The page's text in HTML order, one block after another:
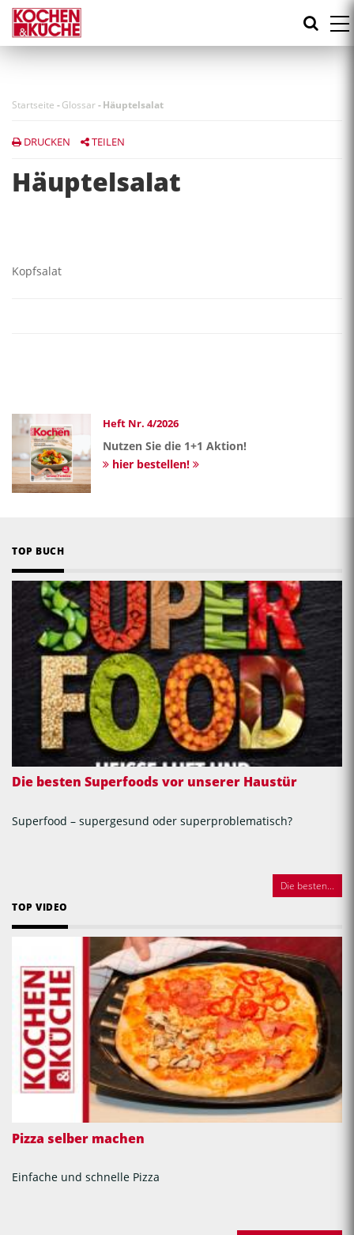
Direkt
zum
Inhalt
Startseite -Glossar-Häuptelsalat
DRUCKEN TEILEN
Häuptelsalat
Kopfsalat
Heft Nr. 4/2026
Nutzen Sie die 1+1 Aktion!
hier bestellen!
TOP BUCH
Die besten Superfoods vor unserer Haustür
Superfood – supergesund oder superproblematisch?
Die besten...
TOP VIDEO
Pizza selber machen
Einfache und schnelle Pizza